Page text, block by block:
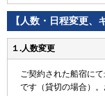
【人数・日程変更、
１.人数変更
ご契約された船宿に
です（貸切の場合）